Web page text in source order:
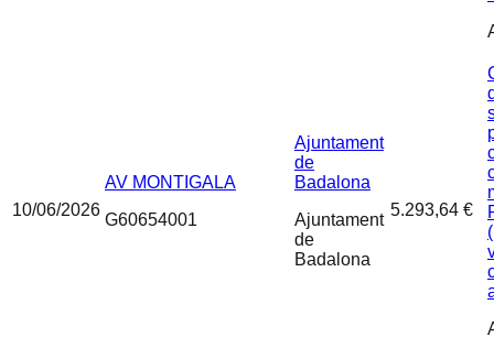
10/06/2026
AV MONTIGALA
G60654001
Ajuntament
de
Badalona
Ajuntament
de
Badalona
5.293,64 €